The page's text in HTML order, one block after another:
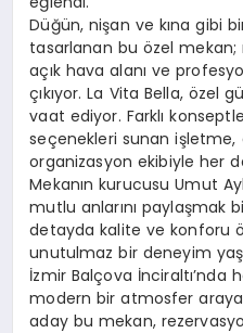
Düğün, nişan ve kına gibi
tasarlanan bu özel mekan;
açık hava alanı ve
çıkıyor. La Vita Bella, özel
vaat ediyor. Farklı
seçenekleri sunan işletme,
organizasyon ekibiyle her
Mekanın kurucusu Umut
mutlu anlarını paylaşmak
detayda kalite ve konforu
unutulmaz bir deneyim
İzmir Balçova
modern bir atmosfer
aday bu mekan,